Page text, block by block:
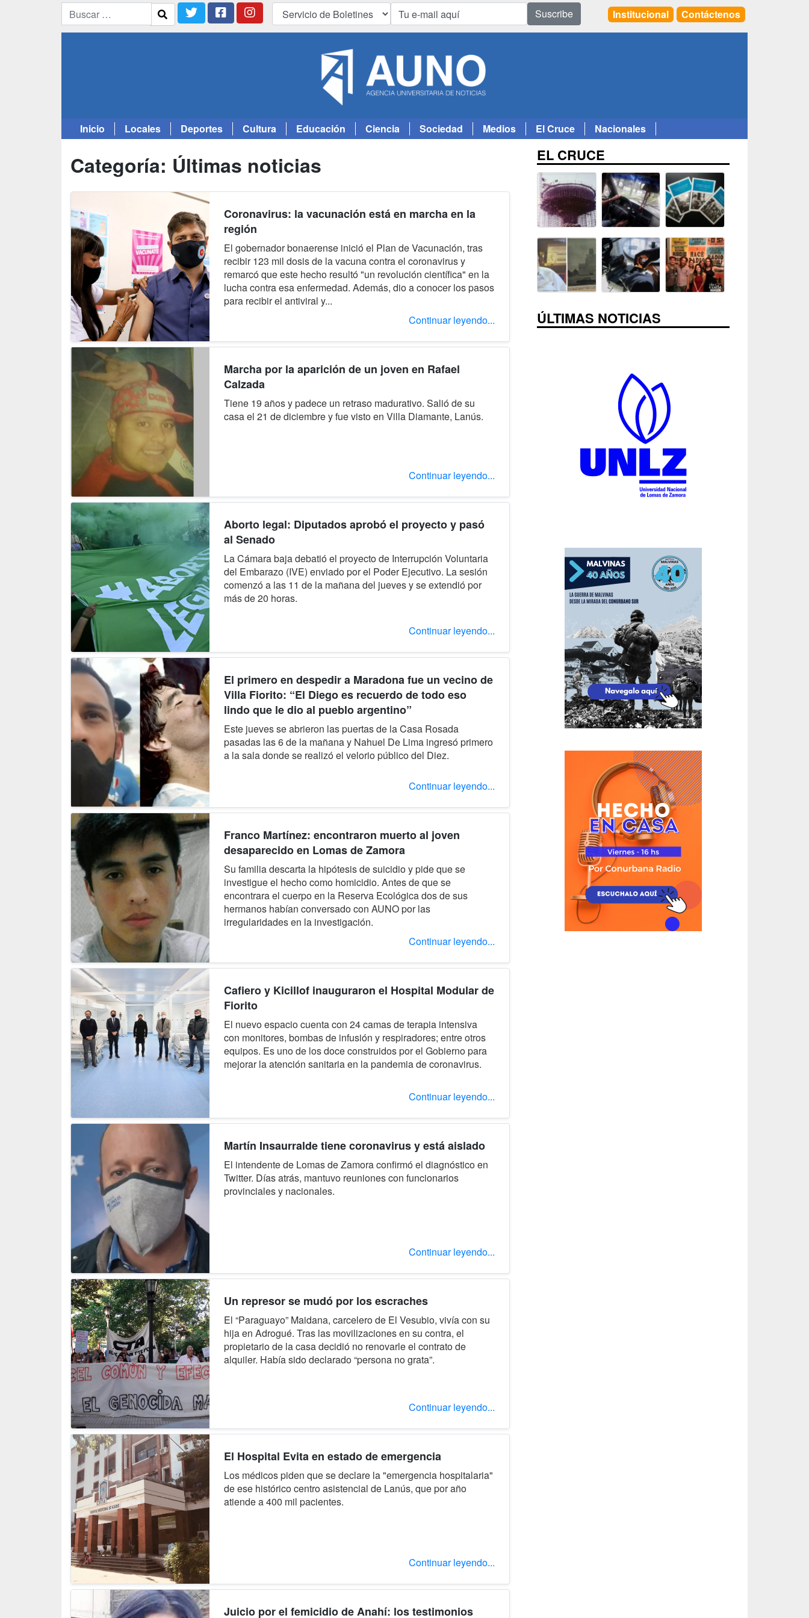
Suscribe Institucional Contáctenos
Inicio Locales Deportes Cultura Educación Ciencia Sociedad Medios El Cruce
Nacionales
Categoría: Últimas noticias
Coronavirus: la vacunación está en marcha en la
región
El gobernador bonaerense inició el Plan de Vacunación, tras
recibir 123 mil dosis de la vacuna contra el coronavirus y
remarcó que este hecho resultó "un revolución científica" en la
lucha contra esa enfermedad. Además, dio a conocer los pasos
para recibir el antiviral y...
Continuar leyendo...
Marcha por la aparición de un joven en Rafael
Calzada
Tiene 19 años y padece un retraso madurativo. Salió de su
casa el 21 de diciembre y fue visto en Villa Diamante, Lanús.
Continuar leyendo...
Aborto legal: Diputados aprobó el proyecto y pasó
al Senado
La Cámara baja debatió el proyecto de Interrupción Voluntaria
del Embarazo (IVE) enviado por el Poder Ejecutivo. La sesión
comenzó a las 11 de la mañana del jueves y se extendió por
más de 20 horas.
Continuar leyendo...
El primero en despedir a Maradona fue un vecino de
Villa Fiorito: “El Diego es recuerdo de todo eso
lindo que le dio al pueblo argentino”
Este jueves se abrieron las puertas de la Casa Rosada
pasadas las 6 de la mañana y Nahuel De Lima ingresó primero
a la sala donde se realizó el velorio público del Diez.
Continuar leyendo...
Franco Martínez: encontraron muerto al joven
desaparecido en Lomas de Zamora
Su familia descarta la hipótesis de suicidio y pide que se
investigue el hecho como homicidio. Antes de que se
encontrara el cuerpo en la Reserva Ecológica dos de sus
hermanos habían conversado con AUNO por las
irregularidades en la investigación.
Continuar leyendo...
Cafiero y Kicillof inauguraron el Hospital Modular de
Fiorito
El nuevo espacio cuenta con 24 camas de terapia intensiva
con monitores, bombas de infusión y respiradores; entre otros
equipos. Es uno de los doce construidos por el Gobierno para
mejorar la atención sanitaria en la pandemia de coronavirus.
Continuar leyendo...
Martín Insaurralde tiene coronavirus y está aislado
El intendente de Lomas de Zamora confirmó el diagnóstico en
Twitter. Días atrás, mantuvo reuniones con funcionarios
provinciales y nacionales.
Continuar leyendo...
Un represor se mudó por los escraches
El “Paraguayo” Maidana, carcelero de El Vesubio, vivía con su
hija en Adrogué. Tras las movilizaciones en su contra, el
propietario de la casa decidió no renovarle el contrato de
alquiler. Había sido declarado “persona no grata”.
Continuar leyendo...
El Hospital Evita en estado de emergencia
Los médicos piden que se declare la "emergencia hospitalaria"
de ese histórico centro asistencial de Lanús, que por año
atiende a 400 mil pacientes.
Continuar leyendo...
Juicio por el femicidio de Anahí: los testimonios
EL CRUCE
ÚLTIMAS NOTICIAS